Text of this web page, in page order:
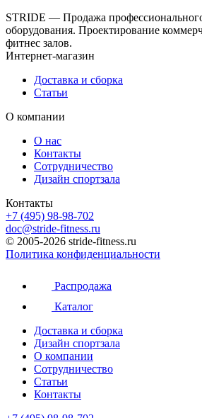
STRIDE — Продажа
оборудования. Проектирование
фитнес залов.
Интернет-магазин
Доставка и сборка
Статьи
О компании
О нас
Контакты
Сотрудничество
Дизайн спортзала
Контакты
+7 (495) 98-98-702
doc@stride-fitness.ru
© 2005-2026 stride-fitness.ru
Политика конфиденциальности
Распродажа
Каталог
Доставка и сборка
Дизайн спортзала
О компании
Сотрудничество
Статьи
Контакты